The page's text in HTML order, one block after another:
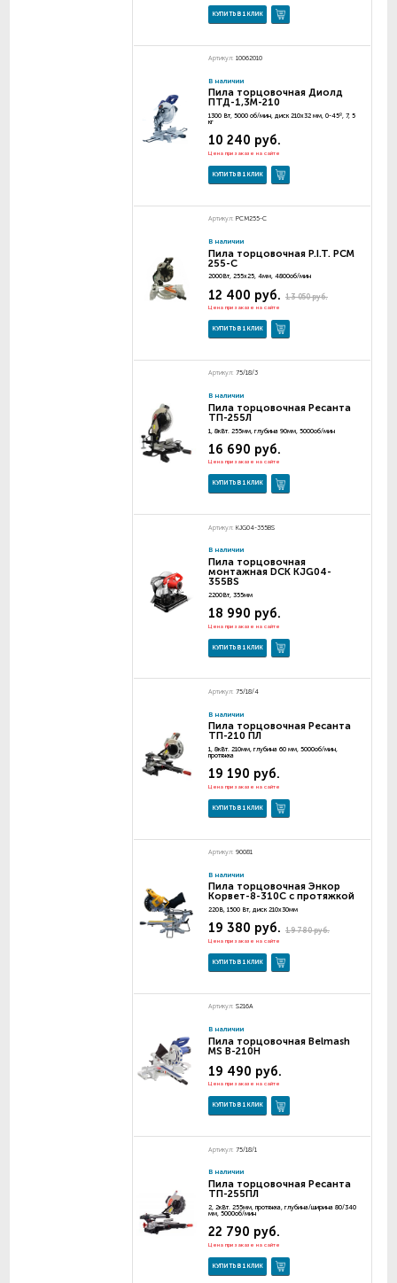
КУПИТЬ В 1 КЛИК
Артикул: 10062010
В наличии
Пила торцовочная Диолд
ПТД-1,3М-210
1300 Вт, 5000 об/мин, диск 210х32 мм, 0-45º, 7, 5
кг
10 240 руб.
Цена при заказе на сайте
КУПИТЬ В 1 КЛИК
Артикул: PCM255-C
В наличии
Пила торцовочная P.I.T. PCM
255-C
2000Вт, 255х25, 4мм, 4800об/мин
13 050 руб.
12 400 руб.
Цена при заказе на сайте
КУПИТЬ В 1 КЛИК
Артикул: 75/18/3
В наличии
Пила торцовочная Ресанта
ТП-255Л
1, 8кВт. 255мм, глубина 90мм, 5000об/мин
16 690 руб.
Цена при заказе на сайте
КУПИТЬ В 1 КЛИК
Артикул: KJG04-355BS
В наличии
Пила торцовочная
монтажная DCK KJG04-
355BS
2200Вт, 355мм
18 990 руб.
Цена при заказе на сайте
КУПИТЬ В 1 КЛИК
Артикул: 75/18/4
В наличии
Пила торцовочная Ресанта
ТП-210 ПЛ
1, 8кВт. 210мм, глубина 60 мм, 5000об/мин,
протяжка
19 190 руб.
Цена при заказе на сайте
КУПИТЬ В 1 КЛИК
Артикул: 90081
В наличии
Пила торцовочная Энкор
Корвет-8-310С с протяжкой
220В, 1500 Вт, диск 210х30мм
19 780 руб.
19 380 руб.
Цена при заказе на сайте
КУПИТЬ В 1 КЛИК
Артикул: S216A
В наличии
Пила торцовочная Belmash
MS B-210H
19 490 руб.
Цена при заказе на сайте
КУПИТЬ В 1 КЛИК
Артикул: 75/18/1
В наличии
Пила торцовочная Ресанта
ТП-255ПЛ
2, 2кВт. 255мм, протяжка, глубина/ширина 80/340
мм, 5000об/мин
22 790 руб.
Цена при заказе на сайте
КУПИТЬ В 1 КЛИК